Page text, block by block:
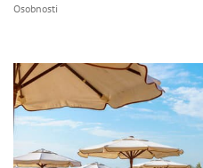
Osobnosti